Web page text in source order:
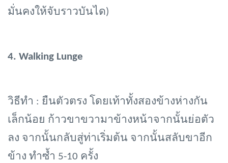
มั่นคงให้จับราวบันได)
4. Walking Lunge
วิธีทำ : ยืนตัวตรง โดยเท้าทั้งสองข้างห่างกัน
เล็กน้อย ก้าวขาขวามาข้างหน้าจากนั้นย่อตัว
ลง จากนั้นกลับสู่ท่าเริ่มต้น จากนั้นสลับขาอีก
ข้าง ทำซ้ำ 5-10 ครั้ง